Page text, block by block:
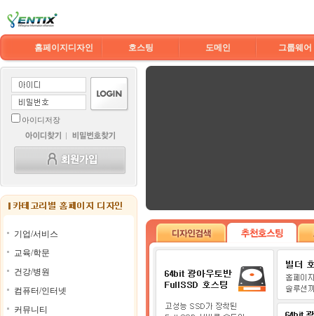
홈페이지디자인 호스팅 도메인 그룹웨어
아이디저장
기업/서비스
교육/학문
건강/병원
컴퓨터/인터넷
커뮤니티